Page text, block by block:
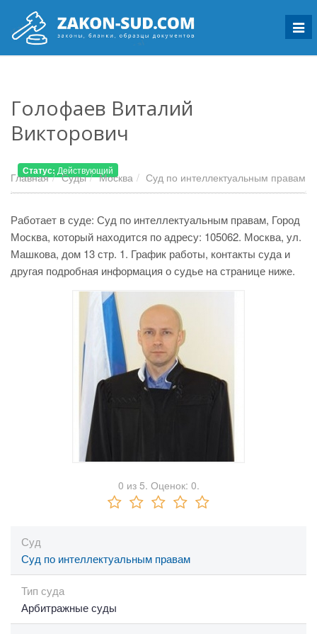
Голофаев Виталий
Викторович
Статус: Действующий
Главная Суды Москва Суд по интеллектуальным правам
Работает в суде: Суд по интеллектуальным правам, Город
Москва, который находится по адресу: 105062. Москва, ул.
Машкова, дом 13 стр. 1. График работы, контакты суда и
другая подробная информация о судье на странице ниже.
0 из 5. Оценок: 0.
Суд
Суд по интеллектуальным правам
Тип суда
Арбитражные суды